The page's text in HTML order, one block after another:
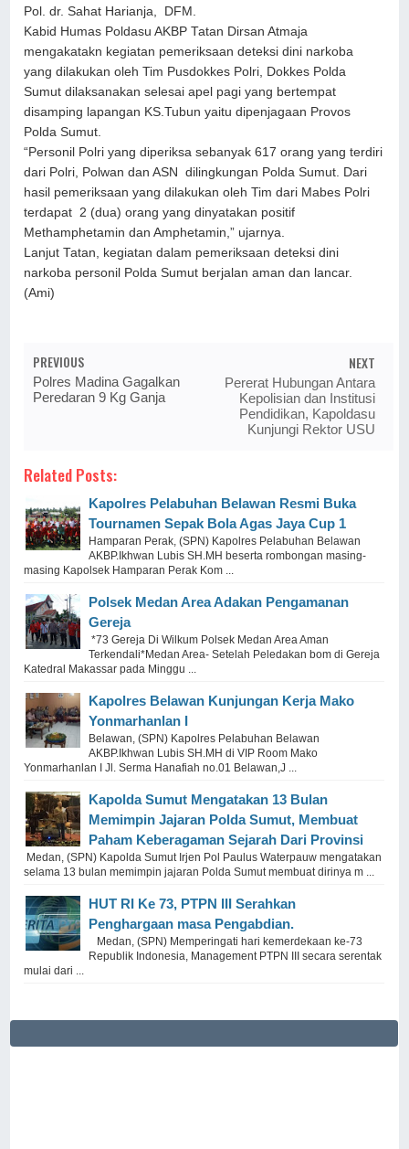
Pol. dr. Sahat Harianja, DFM.
Kabid Humas Poldasu AKBP Tatan Dirsan Atmaja
mengakatakn kegiatan pemeriksaan deteksi dini narkoba
yang dilakukan oleh Tim Pusdokkes Polri, Dokkes Polda
Sumut dilaksanakan selesai apel pagi yang bertempat
disamping lapangan KS.Tubun yaitu dipenjagaan Provos
Polda Sumut.
“Personil Polri yang diperiksa sebanyak 617 orang yang terdiri
dari Polri, Polwan dan ASN dilingkungan Polda Sumut. Dari
hasil pemeriksaan yang dilakukan oleh Tim dari Mabes Polri
terdapat 2 (dua) orang yang dinyatakan positif
Methamphetamin dan Amphetamin,” ujarnya.
Lanjut Tatan, kegiatan dalam pemeriksaan deteksi dini
narkoba personil Polda Sumut berjalan aman dan lancar.
(Ami)
PREVIOUS
Polres Madina Gagalkan
Peredaran 9 Kg Ganja
NEXT
Pererat Hubungan Antara
Kepolisian dan Institusi
Pendidikan, Kapoldasu
Kunjungi Rektor USU
Related Posts:
Kapolres Pelabuhan Belawan Resmi Buka
Tournamen Sepak Bola Agas Jaya Cup 1
Hamparan Perak, (SPN) Kapolres Pelabuhan Belawan
AKBP.Ikhwan Lubis SH.MH beserta rombongan masing-
masing Kapolsek Hamparan Perak Kom ...
Polsek Medan Area Adakan Pengamanan
Gereja
*73 Gereja Di Wilkum Polsek Medan Area Aman
Terkendali*Medan Area- Setelah Peledakan bom di Gereja
Katedral Makassar pada Minggu ...
Kapolres Belawan Kunjungan Kerja Mako
Yonmarhanlan I
Belawan, (SPN) Kapolres Pelabuhan Belawan
AKBP.Ikhwan Lubis SH.MH di VIP Room Mako
Yonmarhanlan I Jl. Serma Hanafiah no.01 Belawan,J ...
Kapolda Sumut Mengatakan 13 Bulan
Memimpin Jajaran Polda Sumut, Membuat
Paham Keberagaman Sejarah Dari Provinsi
Medan, (SPN) Kapolda Sumut Irjen Pol Paulus Waterpauw mengatakan
selama 13 bulan memimpin jajaran Polda Sumut membuat dirinya m ...
HUT RI Ke 73, PTPN III Serahkan
Penghargaan masa Pengabdian.
Medan, (SPN) Memperingati hari kemerdekaan ke-73
Republik Indonesia, Management PTPN III secara serentak
mulai dari ...